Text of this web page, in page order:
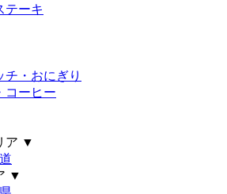
テーキ
チ・おにぎり
コーヒー
ア ▼
▼